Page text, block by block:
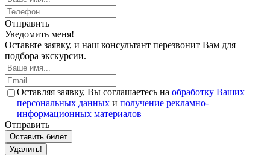
Отправить
Уведомить меня!
Оставьте заявку, и наш консультант перезвонит Вам для
подбора экскурсии.
Оставляя заявку, Вы соглашаетесь на обработку Ваших
персональных данных и получение рекламно-
информационных материалов
Отправить
Оставить билет
Удалить!